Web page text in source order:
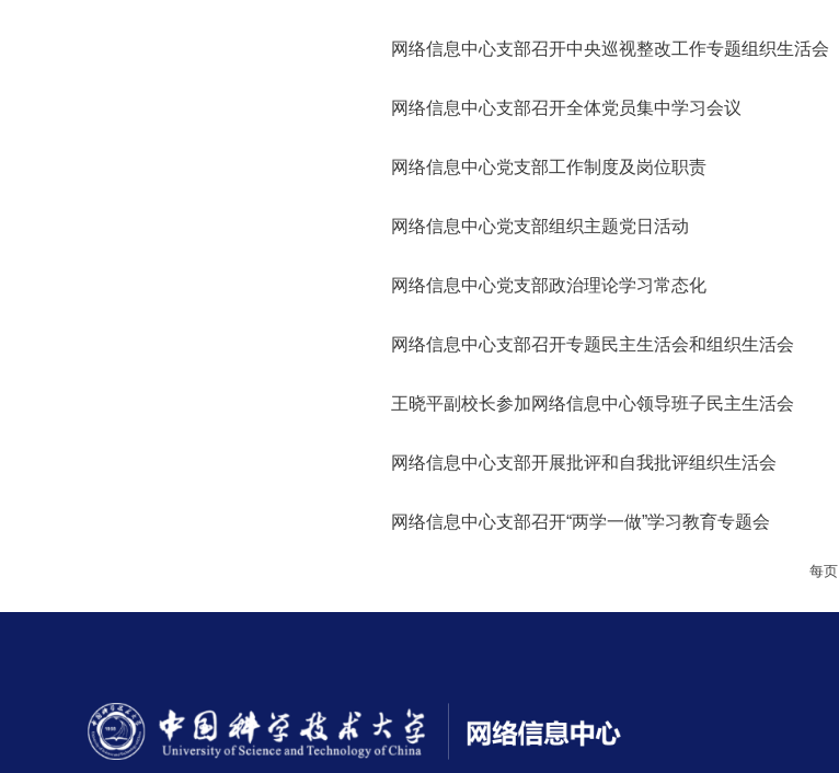
网络信息中心支部召开中央巡视整改工作专题组织生活会
网络信息中心支部召开全体党员集中学习会议
网络信息中心党支部工作制度及岗位职责
网络信息中心党支部组织主题党日活动
网络信息中心党支部政治理论学习常态化
网络信息中心支部召开专题民主生活会和组织生活会
王晓平副校长参加网络信息中心领导班子民主生活会
网络信息中心支部开展批评和自我批评组织生活会
网络信息中心支部召开“两学一做”学习教育专题会
每页